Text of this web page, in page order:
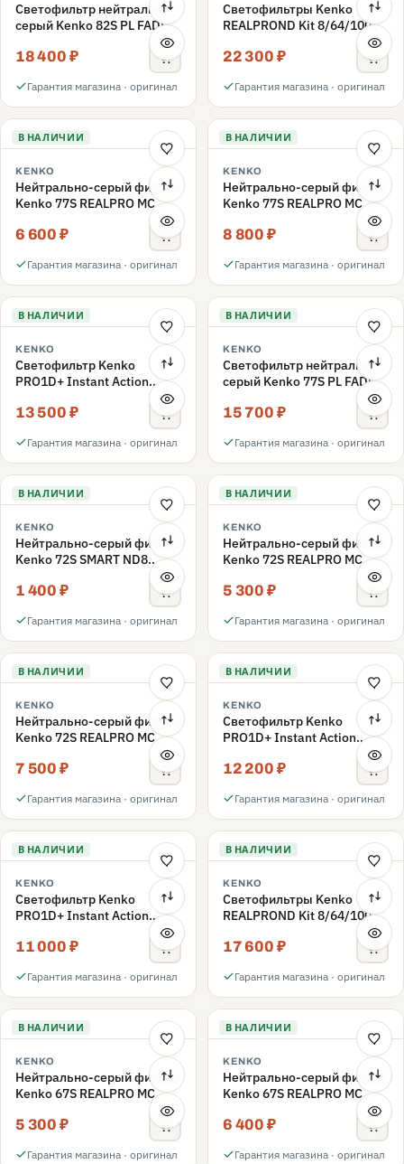
Светофильтр нейтрально-
серый Kenko 82S PL FADER
с переменной плотностью
ND3-ND400 82mm
18 400 ₽
Гарантия магазина · оригинал
Светофильтры Kenko
REALPROND Kit 8/64/1000
22 300 ₽
Гарантия магазина · оригинал
В НАЛИЧИИ
KENKO
Нейтрально-серый фильтр
Kenko 77S REALPRO MC
6 600 ₽
Гарантия магазина · оригинал
В НАЛИЧИИ
KENKO
Нейтрально-серый фильтр
Kenko 77S REALPRO MC
8 800 ₽
Гарантия магазина · оригинал
В НАЛИЧИИ
KENKO
Светофильтр Kenko
PRO1D+ Instant Action
Variable NDX3-450+C-PL
переменной плотности
13 500 ₽
Гарантия магазина · оригинал
В НАЛИЧИИ
KENKO
Светофильтр нейтрально-
серый Kenko 77S PL FADER
с переменной плотностью
ND3-ND400 77mm
15 700 ₽
Гарантия магазина · оригинал
В НАЛИЧИИ
KENKO
Нейтрально-серый фильтр
Kenko 72S SMART ND8
1 400 ₽
Гарантия магазина · оригинал
В НАЛИЧИИ
KENKO
Нейтрально-серый фильтр
Kenko 72S REALPRO MC
5 300 ₽
Гарантия магазина · оригинал
В НАЛИЧИИ
KENKO
Нейтрально-серый фильтр
Kenko 72S REALPRO MC
7 500 ₽
Гарантия магазина · оригинал
В НАЛИЧИИ
KENKO
Светофильтр Kenko
PRO1D+ Instant Action
Variable NDX3-450+C-PLS
переменной плотности
12 200 ₽
Гарантия магазина · оригинал
В НАЛИЧИИ
KENKO
Светофильтр Kenko
PRO1D+ Instant Action
Variable NDX3-450+C-PL
переменной плотности
11 000 ₽
Гарантия магазина · оригинал
В НАЛИЧИИ
KENKO
Светофильтры Kenko
REALPROND Kit 8/64/1000
17 600 ₽
Гарантия магазина · оригинал
В НАЛИЧИИ
KENKO
Нейтрально-серый фильтр
Kenko 67S REALPRO MC
5 300 ₽
Гарантия магазина · оригинал
В НАЛИЧИИ
KENKO
Нейтрально-серый фильтр
Kenko 67S REALPRO MC
6 400 ₽
Гарантия магазина · оригинал